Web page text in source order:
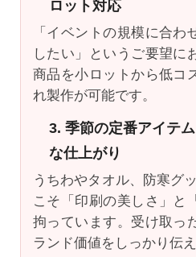
ロット対応
「イベントの規模に合わ
したい」というご要望に
商品を小ロットから低コ
れ製作が可能です。
3. 季節の定番アイテ
な仕上がり
うちわやタオル、防寒グ
こそ「印刷の美しさ」と
拘っています。受け取っ
ランド価値をしっかり伝え